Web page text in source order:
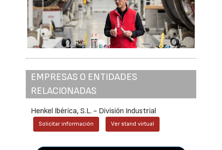
EMPRESAS O ENTIDADES
RELACIONADAS
Henkel Ibérica, S.L. - División Industrial
Solicitar información Ver stand virtual